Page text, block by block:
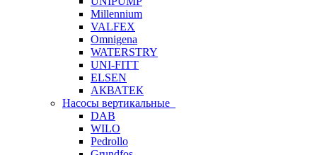
Millennium
VALFEX
Omnigena
WATERSTRY
UNI-FITT
ELSEN
АКВАТЕК
Насосы вертикальные
DAB
WILO
Pedrollo